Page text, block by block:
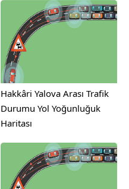
Hakkâri Yalova Arası Trafik
Durumu Yol Yoğunluğuk
Haritası